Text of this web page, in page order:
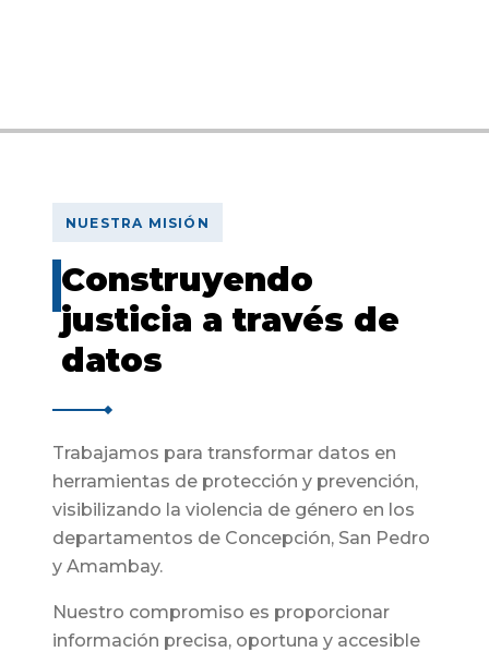
NUESTRA MISIÓN
Construyendo
justicia a través de
datos
Trabajamos para transformar datos en
herramientas de protección y prevención,
visibilizando la violencia de género en los
departamentos de Concepción, San Pedro
y Amambay.
Nuestro compromiso es proporcionar
información precisa, oportuna y accesible